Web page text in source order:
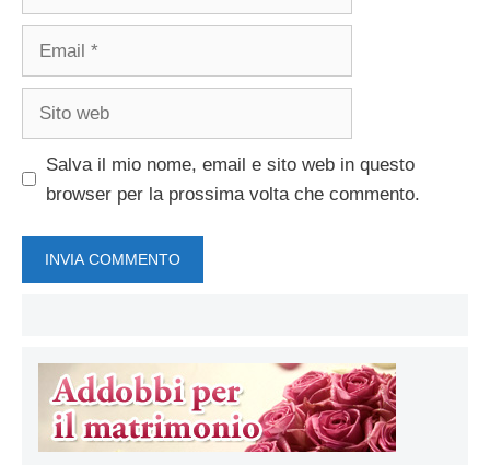
Email
Sito
Salva il mio nome, email e sito web in questo
browser per la prossima volta che commento.